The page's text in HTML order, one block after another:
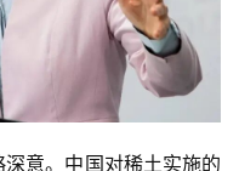
意。中国对稀土实施的